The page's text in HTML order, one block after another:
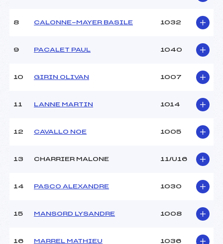
8 CALONNE-MAYER BASILE 1032
9 PACALET PAUL 1040
10 GIRIN OLIVAN 1007
11 LANNE MARTIN 1014
12 CAVALLO NOE 1005
13 CHARRIER MALONE 11/U16
14 PASCO ALEXANDRE 1030
15 MANSORD LYSANDRE 1008
16 MARREL MATHIEU 1036